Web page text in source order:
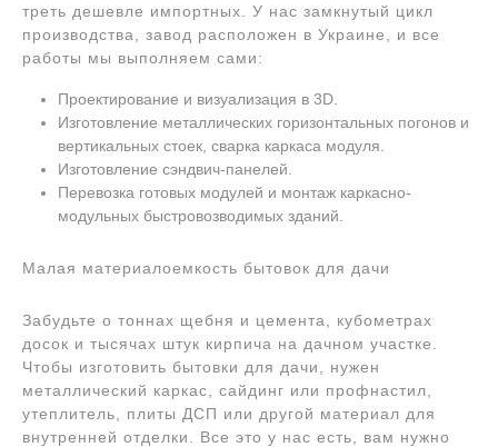
треть дешевле импортных. У нас замкнутый цикл
производства, завод расположен в Украине, и все
работы мы выполняем сами:
Проектирование и визуализация в 3D.
Изготовление металлических горизонтальных погонов и
вертикальных стоек, сварка каркаса модуля.
Изготовление сэндвич-панелей.
Перевозка готовых модулей и монтаж каркасно-
модульных быстровозводимых зданий.
Малая материалоемкость бытовок для дачи
Забудьте о тоннах щебня и цемента, кубометрах
досок и тысячах штук кирпича на дачном участке.
Чтобы изготовить бытовки для дачи, нужен
металлический каркас, сайдинг или профнастил,
утеплитель, плиты ДСП или другой материал для
внутренней отделки. Все это у нас есть, вам нужно